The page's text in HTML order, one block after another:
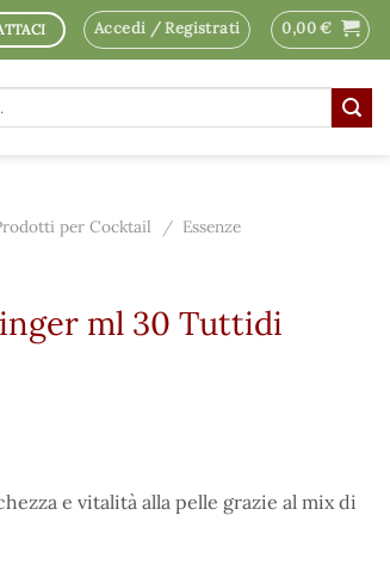
Accedi / Registrati 0,00€
per Cocktail / Essenze
ml 30 Tuttidi
e vitalità alla pelle grazie al mix di